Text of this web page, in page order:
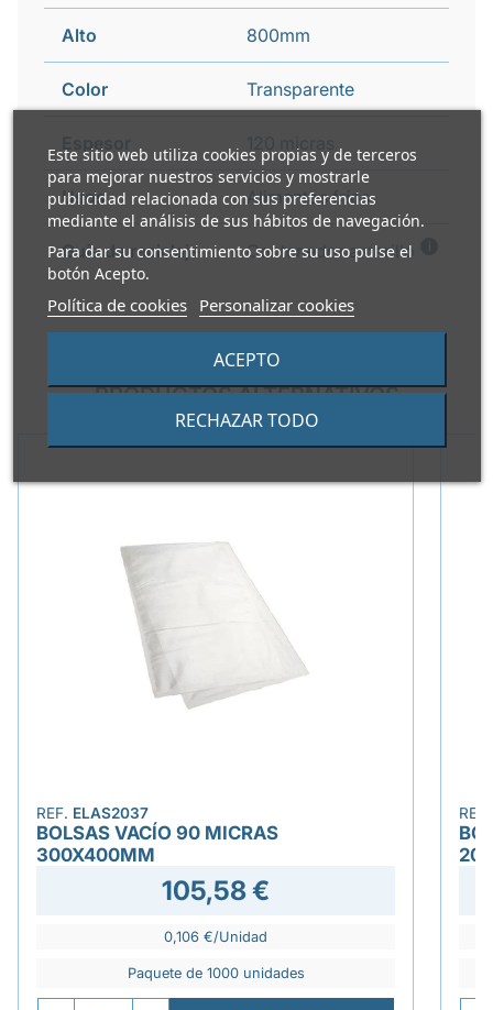
Este sitio web utiliza cookies propias y de terceros
para mejorar nuestros servicios y mostrarle
publicidad relacionada con sus preferencias
mediante el análisis de sus hábitos de navegación.
Para dar su consentimiento sobre su uso pulse el
botón Acepto.
Política de cookies Personalizar cookies
RECHAZAR TODO
ACEPTO
Alto 800mm
Color Transparente
Espesor 120 micras
Usos Alimentos fríos
Guía de reciclaje Contenedor amarillo
PRODUCTOS ALTERNATIVOS
REF. ELAS2037
BOLSAS VACÍO 90 MICRAS
300X400MM
105,58 €
0,106 €/Unidad
Paquete de 1000 unidades